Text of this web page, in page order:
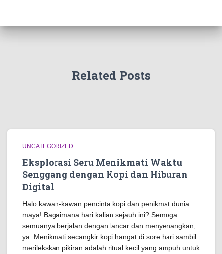
Related Posts
UNCATEGORIZED
Eksplorasi Seru Menikmati Waktu
Senggang dengan Kopi dan Hiburan
Digital
Halo kawan-kawan pencinta kopi dan penikmat dunia
maya! Bagaimana hari kalian sejauh ini? Semoga
semuanya berjalan dengan lancar dan menyenangkan,
ya. Menikmati secangkir kopi hangat di sore hari sambil
merilekskan pikiran adalah ritual kecil yang ampuh untuk